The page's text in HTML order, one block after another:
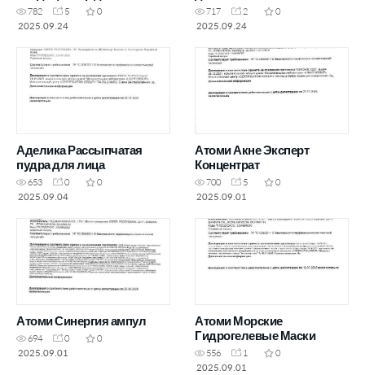
782 5
0
2025.09.24
717 2
0
2025.09.24
Аделика Рассыпчатая
пудра для лица
653 0
0
2025.09.04
Атоми Акне Эксперт
Концентрат
700 5
0
2025.09.01
Атоми Синергия ампул
694 0
0
2025.09.01
Атоми Морские
Гидрогелевые Маски
556 1
0
2025.09.01